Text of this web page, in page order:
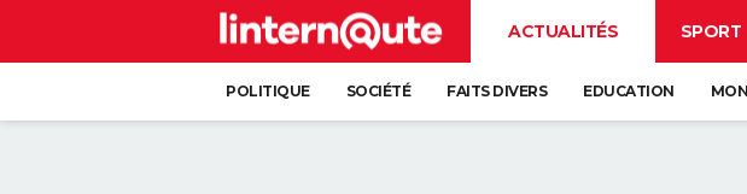
ACTUALITÉS SPORT
POLITIQUE SOCIÉTÉ FAITS DIVERS EDUCATION